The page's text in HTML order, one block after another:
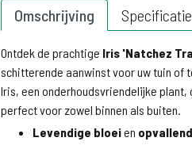
Omschrijving
Ontdek de prachtige Iris 'Natchez
schitterende aanwinst voor uw tuin of
Iris, een onderhoudsvriendelijke
perfect voor zowel binnen als buiten.
Levendige bloeien